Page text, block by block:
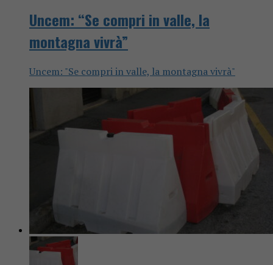
Uncem: “Se compri in valle, la
montagna vivrà”
Uncem: "Se compri in valle, la montagna vivrà"